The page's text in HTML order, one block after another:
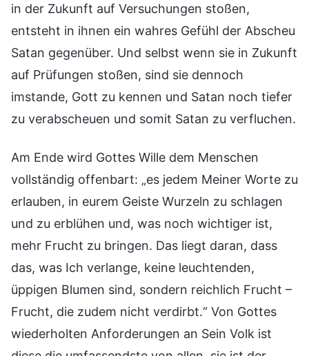
in der Zukunft auf Versuchungen stoßen,
entsteht in ihnen ein wahres Gefühl der Abscheu
Satan gegenüber. Und selbst wenn sie in Zukunft
auf Prüfungen stoßen, sind sie dennoch
imstande, Gott zu kennen und Satan noch tiefer
zu verabscheuen und somit Satan zu verfluchen.
Am Ende wird Gottes Wille dem Menschen
vollständig offenbart: „es jedem Meiner Worte zu
erlauben, in eurem Geiste Wurzeln zu schlagen
und zu erblühen und, was noch wichtiger ist,
mehr Frucht zu bringen. Das liegt daran, dass
das, was Ich verlange, keine leuchtenden,
üppigen Blumen sind, sondern reichlich Frucht –
Frucht, die zudem nicht verdirbt.“ Von Gottes
wiederholten Anforderungen an Sein Volk ist